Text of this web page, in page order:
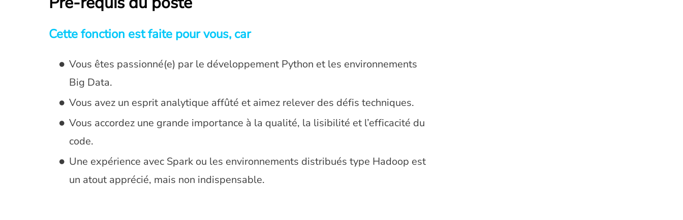
Cette fonction est faite pour vous, car
Vous êtes passionné(e) par le développement Python et les environnements
Big Data.
Vous avez un esprit analytique affûté et aimez relever des défis techniques.
Vous accordez une grande importance à la qualité, la lisibilité et l’efficacité du
code.
Une expérience avec Spark ou les environnements distribués type Hadoop est
un atout apprécié, mais non indispensable.